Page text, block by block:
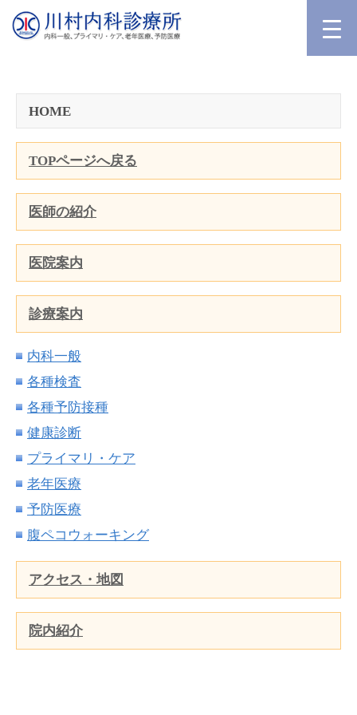
HOME
TOPページへ戻る
医師の紹介
医院案内
診療案内
内科一般
各種検査
各種予防接種
健康診断
プライマリ・ケア
老年医療
予防医療
腹ペコウォーキング
アクセス・地図
院内紹介